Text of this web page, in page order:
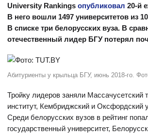
University Rankings опубликовал 20-й
В него вошли 1497 университетов из
В списке три белорусских вуза. В
отечественный лидер БГУ потерял
Абитуриенты у крыльца БГУ, июнь 2018-го.
Тройку лидеров заняли Массачусетский
институт, Кембриджский и Оксфордский
Среди белорусских вузов в рейтинг
государственный университет,